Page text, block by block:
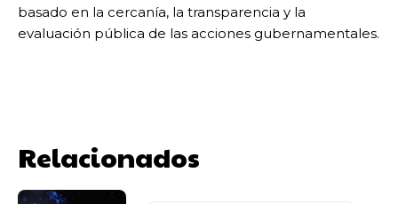
basado en la cercanía, la transparencia y la
evaluación pública de las acciones gubernamentales.
Relacionados